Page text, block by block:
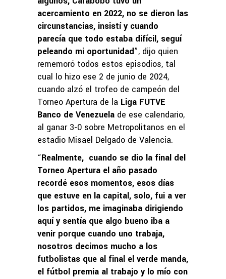
acercamiento en 2022, no se dieron las
circunstancias, insistí y cuando
parecía que todo estaba difícil, seguí
peleando mi oportunidad”, dijo quien
rememoró todos estos episodios, tal
cual lo hizo ese 2 de junio de 2024,
cuando alzó el trofeo de campeón del
Torneo Apertura de la Liga FUTVE
Banco de Venezuela de ese calendario,
al ganar 3-0 sobre Metropolitanos en el
estadio Misael Delgado de Valencia.
“Realmente, cuando se dio la final del
Torneo Apertura el año pasado
recordé esos momentos, esos días
que estuve en la capital, solo, fui a ver
los partidos, me imaginaba dirigiendo
aquí y sentía que algo bueno iba a
venir porque cuando uno trabaja,
nosotros decimos mucho a los
futbolistas que al final el verde manda,
el fútbol premia al trabajo y lo mío con